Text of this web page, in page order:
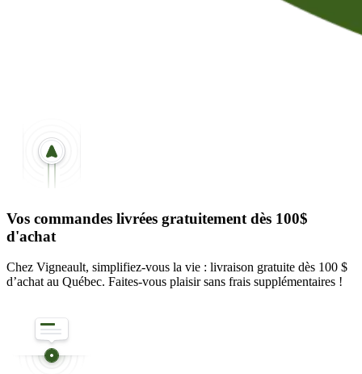
Vos commandes livrées gratuitement dès 100$
d'achat
Chez Vigneault, simplifiez-vous la vie : livraison gratuite dès 100 $
d’achat au Québec. Faites-vous plaisir sans frais supplémentaires !